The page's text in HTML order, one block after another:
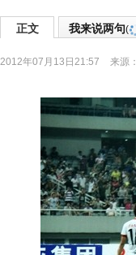
正文 我来说两句(
2012年07月13日21:57 来源：